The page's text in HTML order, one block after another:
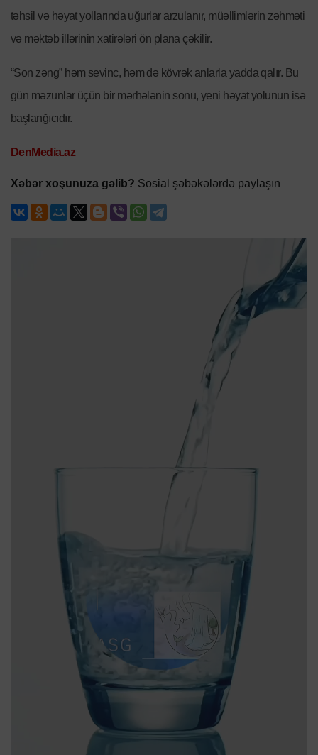
təhsil və həyat yollarında uğurlar arzulanır, müəllimlərin zəhməti
və məktəb illərinin xatirələri ön plana çəkilir.
“Son zəng” həm sevinc, həm də kövrək anlarla yadda qalır. Bu
gün məzunlar üçün bir mərhələnin sonu, yeni həyat yolunun isə
başlanğıcıdır.
DenMedia.az
Xəbər xoşunuza gəlib? Sosial şəbəkələrdə paylaşın